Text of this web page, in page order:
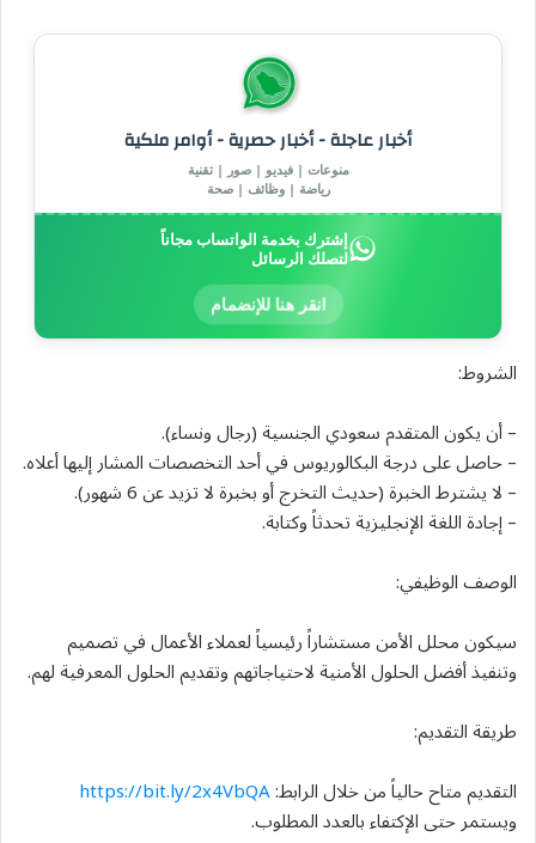
أخبار عاجلة - أخبار حصرية - أوامر ملكية
منوعات | فيديو | صور | تقنية
رياضة | وظائف | صحة
إشترك بخدمة الواتساب مجاناً
لتصلك الرسائل
انقر هنا للإنضمام
الشروط:
– أن يكون المتقدم سعودي الجنسية (رجال ونساء).
– حاصل على درجة البكالوريوس في أحد التخصصات المشار إليها أعلاه.
– لا يشترط الخبرة (حديث التخرج أو بخبرة لا تزيد عن 6 شهور).
– إجادة اللغة الإنجليزية تحدثاً وكتابة.
الوصف الوظيفي:
سيكون محلل الأمن مستشاراً رئيسياً لعملاء الأعمال في تصميم
وتنفيذ أفضل الحلول الأمنية لاحتياجاتهم وتقديم الحلول المعرفية لهم.
طريقة التقديم:
التقديم متاح حالياً من خلال الرابط:https://bit.ly/2x4VbQA
ويستمر حتى الإكتفاء بالعدد المطلوب.